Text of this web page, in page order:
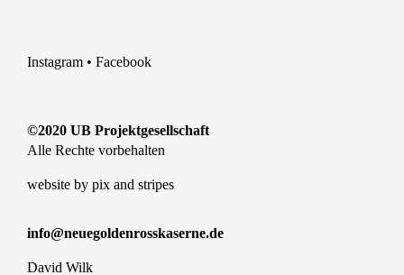
Instagram • Facebook
©2020 UB Projektgesellschaft
Alle Rechte vorbehalten
website by pix and stripes
info@neuegoldenrosskaserne.de
David Wilk